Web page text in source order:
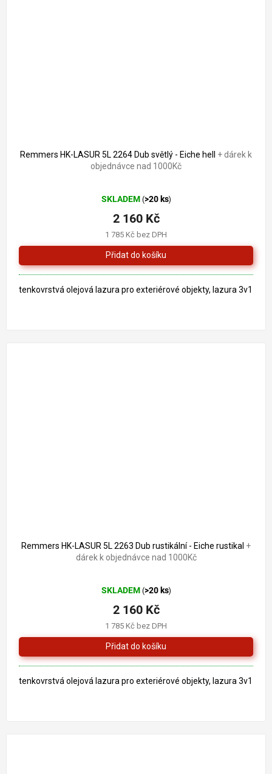
Remmers HK-LASUR 5L 2264 Dub světlý - Eiche hell + dárek k
objednávce nad 1000Kč
hodnocení
produktu
je
5,0
z
5
hvězdiček.
SKLADEM (>20 ks)
1 785 Kč bez DPH
2 160 Kč
tenkovrstvá olejová lazura pro exteriérové objekty, lazura 3v1
Remmers HK-LASUR 5L 2263 Dub rustikální - Eiche rustikal +
dárek k objednávce nad 1000Kč
hodnocení
produktu
je
5,0
z
5
hvězdiček.
SKLADEM (>20 ks)
1 785 Kč bez DPH
2 160 Kč
tenkovrstvá olejová lazura pro exteriérové objekty, lazura 3v1